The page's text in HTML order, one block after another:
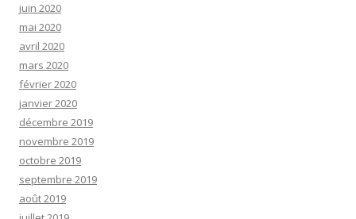
juin 2020
mai 2020
avril 2020
mars 2020
février 2020
janvier 2020
décembre 2019
novembre 2019
octobre 2019
septembre 2019
août 2019